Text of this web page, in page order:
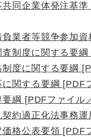
同企業体発注基
業者等競争参加
制度に関する要
度に関する要綱
関する要綱 [PDF
綱 [PDFファイル
約適正化法事務
格公表要領 [PDF